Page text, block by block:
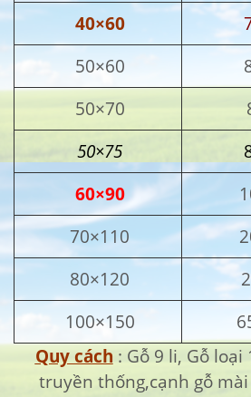
40×60
50×60
50×70
50×75
60×90
70×110
80×120
100×150
Quy cách : Gỗ 9 li, Gỗ
truyền thống,cạnh gỗ